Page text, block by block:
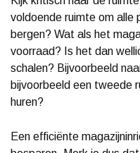
voldoende ruimte om alle
bergen? Wat als het
voorraad? Is het dan
schalen? Bijvoorbeeld
bijvoorbeeld een tweede
huren?
Een efficiënte